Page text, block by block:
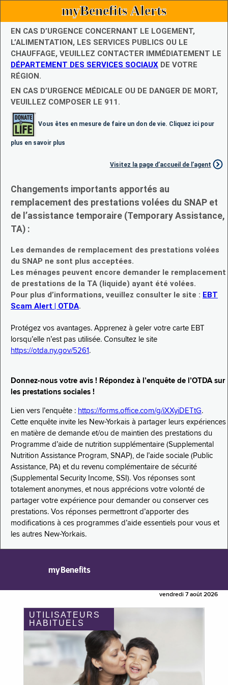
myBenefits Alerts
EN CAS D’URGENCE CONCERNANT LE LOGEMENT,
L’ALIMENTATION, LES SERVICES PUBLICS OU LE
CHAUFFAGE, VEUILLEZ CONTACTER IMMÉDIATEMENT LE
DÉPARTEMENT DES SERVICES SOCIAUX DE VOTRE
RÉGION.
EN CAS D’URGENCE MÉDICALE OU DE DANGER DE MORT,
VEUILLEZ COMPOSER LE 911.
Vous êtes en mesure de faire un don de vie. Cliquez ici pour
plus en savoir plus
Visitez la page d’accueil de l’agent
Changements importants apportés au
remplacement des prestations volées du SNAP et
de l’assistance temporaire (Temporary Assistance,
TA) :
Les demandes de remplacement des prestations volées
du SNAP ne sont plus acceptées.
Les ménages peuvent encore demander le remplacement
de prestations de la TA (liquide) ayant été volées.
Pour plus d’informations, veuillez consulter le site : EBT
Scam Alert | OTDA.
Protégez vos avantages. Apprenez à geler votre carte EBT
lorsqu’elle n’est pas utilisée. Consultez le site
https://otda.ny.gov/5261 .
Donnez-nous votre avis ! Répondez à l’enquête de l’OTDA sur
les prestations sociales !
Lien vers l’enquête : https://forms.office.com/g/iXXyiDETtG.
Cette enquête invite les New-Yorkais à partager leurs expériences
en matière de demande et/ou de maintien des prestations du
Programme d’aide de nutrition supplémentaire (Supplemental
Nutrition Assistance Program, SNAP), de l’aide sociale (Public
Assistance, PA) et du revenu complémentaire de sécurité
(Supplemental Security Income, SSI). Vos réponses sont
totalement anonymes, et nous apprécions votre volonté de
partager votre expérience pour demander ou conserver ces
prestations. Vos réponses permettront d’apporter des
modifications à ces programmes d’aide essentiels pour vous et
les autres New-Yorkais.
myBenefits
vendredi 7 août 2026
UTILISATEURS
HABITUELS